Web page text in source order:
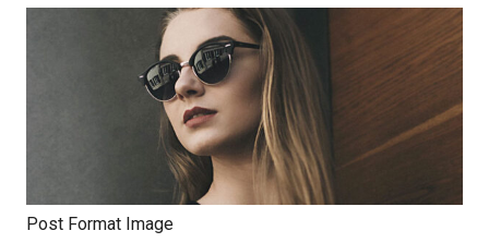
Post Format Image